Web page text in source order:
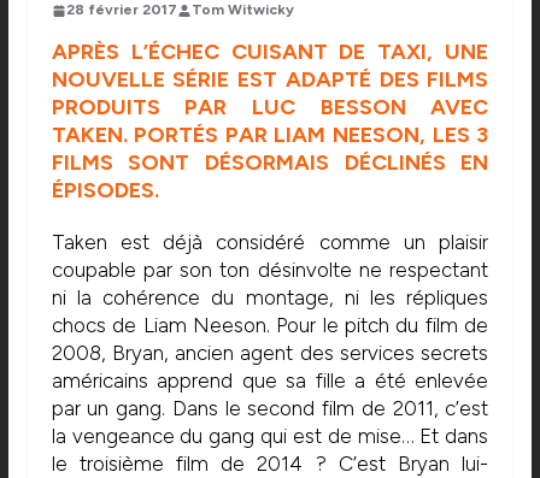
28 février 2017 Tom Witwicky
APRÈS L’ÉCHEC CUISANT DE TAXI, UNE
NOUVELLE SÉRIE EST ADAPTÉ DES FILMS
PRODUITS PAR LUC BESSON AVEC
TAKEN. PORTÉS PAR LIAM NEESON, LES 3
FILMS SONT DÉSORMAIS DÉCLINÉS EN
ÉPISODES.
Taken est déjà considéré comme un plaisir
coupable par son ton désinvolte ne respectant
ni la cohérence du montage, ni les répliques
chocs de Liam Neeson. Pour le pitch du film de
2008, Bryan, ancien agent des services secrets
américains apprend que sa fille a été enlevée
par un gang. Dans le second film de 2011, c’est
la vengeance du gang qui est de mise… Et dans
le troisième film de 2014 ? C’est Bryan lui-